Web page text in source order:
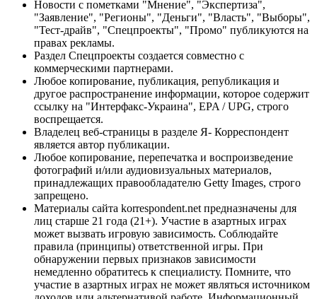
Новости с пометками "Мнение", "Экспертиза",
"Заявление", "Регионы", "Деньги", "Власть", "Выборы",
"Тест-драйв", "Спецпроекты", "Промо" публикуются на
правах рекламы.
Раздел Спецпроекты создается совместно с
коммерческими партнерами.
Любое копирование, публикация, републикация и
другое распространение информации, которое содержит
ссылку на "Интерфакс-Украина", EPA / UPG, строго
воспрещается.
Владелец веб-страницы в разделе Я- Корреспондент
является автор публикации.
Любое копирование, перепечатка и воспроизведение
фотографий и/или аудиовизуальных материалов,
принадлежащих правообладателю Getty Images, строго
запрещено.
Материалы сайта korrespondent.net предназначены для
лиц старше 21 года (21+). Участие в азартных играх
может вызвать игровую зависимость. Соблюдайте
правила (принципы) ответственной игры. При
обнаружении первых признаков зависимости
немедленно обратитесь к специалисту. Помните, что
участие в азартных играх не может являться источником